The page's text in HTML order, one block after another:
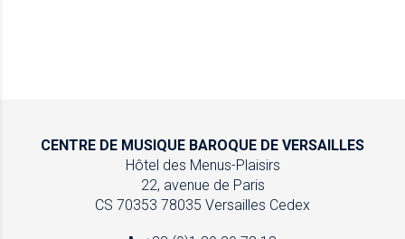
CENTRE DE MUSIQUE BAROQUE DE VERSAILLES
Hôtel des Menus-Plaisirs
22, avenue de Paris
CS 70353 78035 Versailles Cedex